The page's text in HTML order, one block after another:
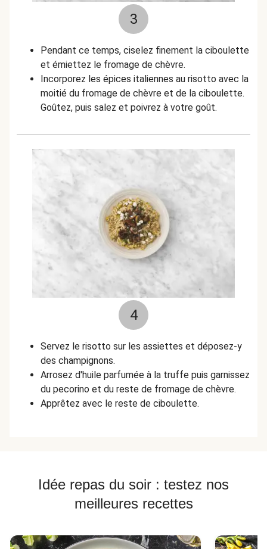
3
Pendant ce temps, ciselez finement la ciboulette
et émiettez le fromage de chèvre.
Incorporez les épices italiennes au risotto avec la
moitié du fromage de chèvre et de la ciboulette.
Goûtez, puis salez et poivrez à votre goût.
4
Servez le risotto sur les assiettes et déposez-y
des champignons.
Arrosez d'huile parfumée à la truffe puis garnissez
du pecorino et du reste de fromage de chèvre.
Apprêtez avec le reste de ciboulette.
Idée repas du soir : testez nos
meilleures recettes